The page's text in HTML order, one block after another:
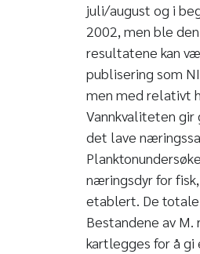
juli/august og i
2002, men ble
resultatene kan
publisering som
men med relativt
Vannkvaliteten gir
det lave
næringsdyr for
etablert. De totale
Bestandene av
kartlegges for å gi